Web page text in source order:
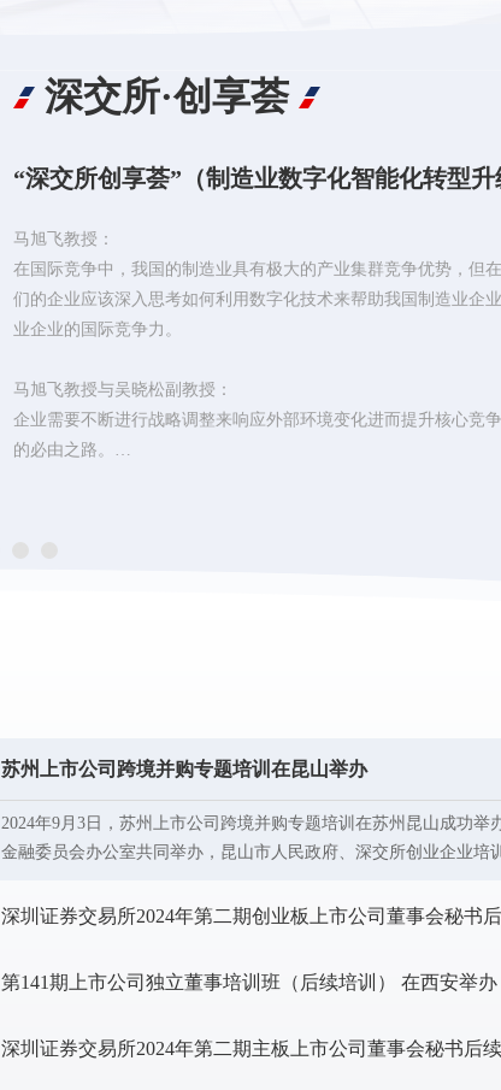
深交所·创享荟
“深交所创享荟”（制造业数字化智能化转型
马旭飞教授：
在国际竞争中，我国的制造业具有极大的产业集群竞争优势，但
们的企业应该深入思考如何利用数字化技术来帮助我国制造业企
业企业的国际竞争力。
马旭飞教授与吴晓松副教授：
企业需要不断进行战略调整来响应外部环境变化进而提升核心竞
的必由之路。
略与技术战略之间的集成，业务基础设施/流程与技术基础设施/
苏州上市公司跨境并购专题培训在昆山举办
2024年9月3日，苏州上市公司跨境并购专题培训在苏州昆山成功
金融委员会办公室共同举办，昆山市人民政府、深交所创业企业培
人民政府、深交所苏南企业服务基地相关同志出席开班仪式并致辞
深圳证券交易所2024年第二期创业板上市公司董事会秘书
第141期上市公司独立董事培训班（后续培训） 在西安举办
深圳证券交易所2024年第二期主板上市公司董事会秘书后